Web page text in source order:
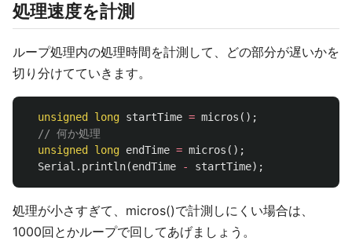
処理速度を計測
ループ処理内の処理時間を計測して、どの部分が遅いかを
切り分けてていきます。
unsigned long startTime = micros ();
// 何か処理
unsigned
long endTime = micros ();
Serial . println(endTime - startTime);
処理が小さすぎて、micros()で計測しにくい場合は、
1000回とかループで回してあげましょう。